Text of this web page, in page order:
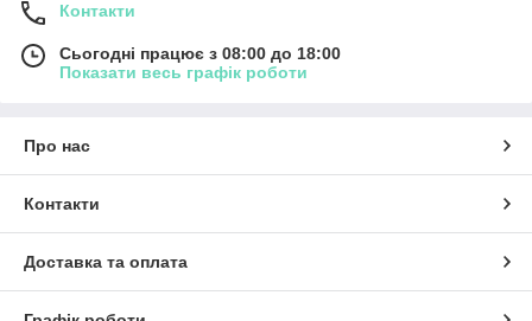
Контакти
Сьогодні працює з 08:00 до 18:00
Показати весь графік роботи
Про нас
Контакти
Доставка та оплата